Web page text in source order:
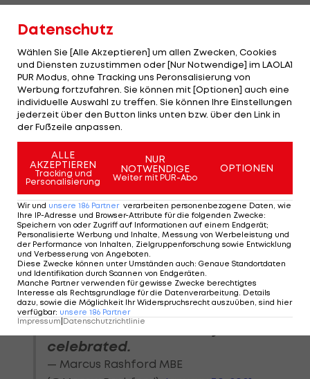
Screenshots der Nachrichten teilen. "Das wäre
unverantwortlich, und wie ihr euch vorstellen
könnt, steht auch nichts Originelles drin", erklärte
er. "Wunderschöne Kinder aller Hautfarben folgen
mir, und die müssen das nicht lesen.
Wunderschöne Hautfarben, die man nur feiern
sollte."
I’m not sharing screenshots. It
would be irresponsible to do so
and as you can imagine there’s
nothing original in them. I have
beautiful children of all colours
following me and they don’t
need to read it. Beautiful
colours that should only be
celebrated.
— Marcus Rashford MBE
Datenschutz
Wählen Sie [Alle Akzeptieren] um allen Zwecken, Cookies
und Diensten zuzustimmen oder [Nur Notwendige] im LAOLA1
PUR Modus, ohne Tracking uns Peronsalisierung von
Werbung fortzufahren. Sie können mit [Optionen] auch eine
individuelle Auswahl zu treffen. Sie können Ihre Einstellungen
jederzeit über den Button links unten bzw. über den Link in
der Fußzeile anpassen.
ALLE
AKZEPTIEREN
Tracking und
Personalisierung
NUR
NOTWENDIGE
Weiter mit PUR-Abo
OPTIONEN
Wir und unsere 186 Partner verarbeiten personenbezogene Daten, wie
Ihre IP-Adresse und Browser-Attribute für die folgenden Zwecke:
Speichern von oder Zugriff auf Informationen auf einem Endgerät;
Personalisierte Werbung und Inhalte, Messung von Werbeleistung und
der Performance von Inhalten, Zielgruppenforschung sowie Entwicklung
und Verbesserung von Angeboten.
Diese Zwecke können unter Umständen auch: Genaue Standortdaten
und Identifikation durch Scannen von Endgeräten.
Manche Partner verwenden für gewisse Zwecke berechtigtes
Interesse als Rechtsgrundlage für die Datenverarbeitung. Details
dazu, sowie die Möglichkeit Ihr Widerspruchsrecht auszuüben, sind hier
verfügbar: unsere 186 Partner
Impressum Datenschutzrichtlinie